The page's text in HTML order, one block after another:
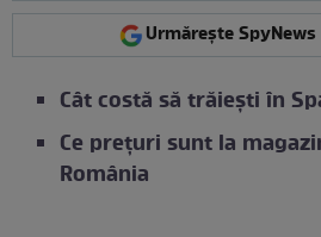
Urmărește
Cât costă să trăiești în
Ce prețuri sunt la
România